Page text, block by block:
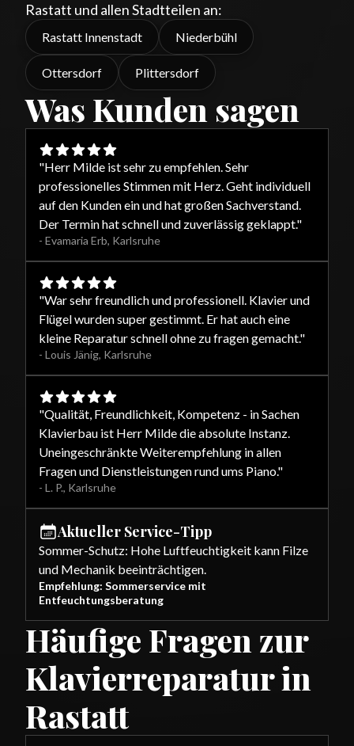
Rastatt und allen Stadtteilen an:
Rastatt Innenstadt Niederbühl
Ottersdorf Plittersdorf
Was Kunden sagen
"Herr Milde ist sehr zu empfehlen. Sehr
professionelles Stimmen mit Herz. Geht individuell
auf den Kunden ein und hat großen Sachverstand.
Der Termin hat schnell und zuverlässig geklappt."
- Evamaria Erb, Karlsruhe
"War sehr freundlich und professionell. Klavier und
Flügel wurden super gestimmt. Er hat auch eine
kleine Reparatur schnell ohne zu fragen gemacht."
- Louis Jänig, Karlsruhe
"Qualität, Freundlichkeit, Kompetenz - in Sachen
Klavierbau ist Herr Milde die absolute Instanz.
Uneingeschränkte Weiterempfehlung in allen
Fragen und Dienstleistungen rund ums Piano."
- L. P., Karlsruhe
Aktueller Service-Tipp
Sommer-Schutz: Hohe Luftfeuchtigkeit kann Filze
und Mechanik beeinträchtigen.
Empfehlung: Sommerservice mit
Entfeuchtungsberatung
Häufige Fragen zur
Klavierreparatur in
Rastatt